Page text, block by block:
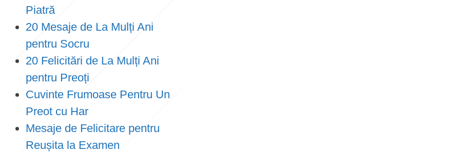
Piatră
20 Mesaje de La Mulți Ani
pentru Socru
20 Felicitări de La Mulți Ani
pentru Preoți
Cuvinte Frumoase Pentru Un
Preot cu Har
Mesaje de Felicitare pentru
Reușita la Examen